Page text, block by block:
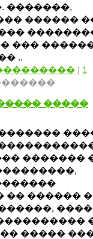
�������,
������
���
..
| 1
�����
�������
�� ������ �
�����